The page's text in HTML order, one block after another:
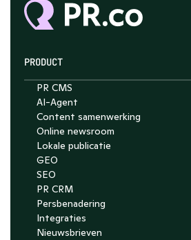
4.7
PRODUCT
PR CMS
AI-Agent
Content samenwerking
Online newsroom
Lokale publicatie
GEO
SEO
PR CRM
Persbenadering
Integraties
Nieuwsbrieven